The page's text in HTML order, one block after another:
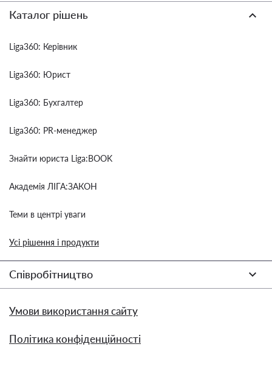
Каталог рішень
Liga360: Керівник
Liga360: Юрист
Liga360: Бухгалтер
Liga360: PR-менеджер
Знайти юриста Liga:BOOK
Академія ЛІГА:ЗАКОН
Теми в центрі уваги
Усі рішення і продукти
Співробітництво
Умови використання сайту
Політика конфіденційності